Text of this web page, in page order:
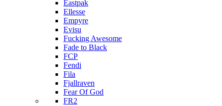
Eastpak
Ellesse
Empyre
Evisu
Fucking Awesome
Fade to Black
FCP
Fendi
Fila
Fjallraven
Fear Of God
FR2